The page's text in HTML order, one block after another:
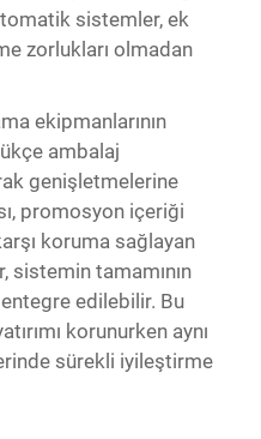
sistemler, ek
zorlukları olmadan
ekipmanlarının
ambalaj
genişletmelerine
promosyon içeriği
koruma sağlayan
sistemin tamamının
edilebilir. Bu
korunurken aynı
sürekli iyileştirme